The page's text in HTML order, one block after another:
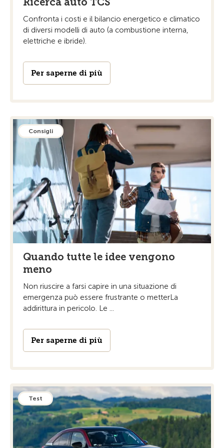
Confronta i costi e il bilancio energetico e climatico
di diversi modelli di auto (a combustione interna,
elettriche e ibride).
Per saperne di più
Consigli
Quando tutte le idee vengono
meno
Non riuscire a farsi capire in una situazione di
emergenza può essere frustrante o metterLa
addirittura in pericolo. Le ...
Per saperne di più
Test